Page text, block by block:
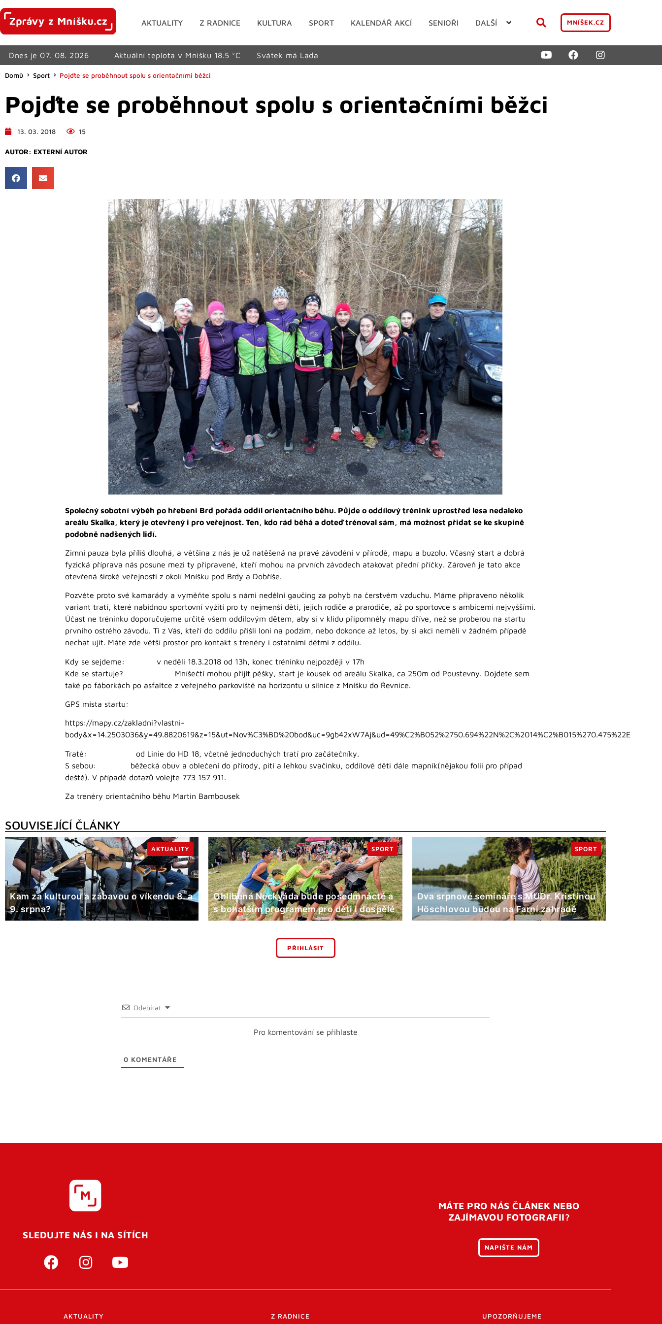
AKTUALITY Z RADNICE KULTURA SPORT KALENDÁŘ AKCÍ SENIOŘI DALŠÍ MNÍŠEK.CZ
Dnes je 07. 08. 2026 Aktuální teplota v Mníšku 18.5 °C Svátek má Lada
Domů Sport Pojďte se proběhnout spolu s orientačními běžci
Pojďte se proběhnout spolu s orientačními běžci
13. 03. 2018 15
AUTOR: EXTERNÍ AUTOR
Společný sobotní výběh po hřebeni Brd pořádá oddíl orientačního běhu. Půjde o oddílový trénink uprostřed lesa nedaleko
areálu Skalka, který je otevřený i pro veřejnost. Ten, kdo rád běhá a doteď trénoval sám, má možnost přidat se ke skupině
podobně nadšených lidí.
Zimní pauza byla příliš dlouhá, a většina z nás je už natěšená na pravé závodění v přírodě, mapu a buzolu. Včasný start a dobrá
fyzická příprava nás posune mezi ty připravené, kteří mohou na prvních závodech atakovat přední příčky. Zároveň je tato akce
otevřená široké veřejnosti z okolí Mníšku pod Brdy a Dobříše.
Pozvěte proto své kamarády a vyměňte spolu s námi nedělní gaučing za pohyb na čerstvém vzduchu. Máme připraveno několik
variant tratí, které nabídnou sportovní vyžití pro ty nejmenší děti, jejich rodiče a prarodiče, až po sportovce s ambicemi nejvyššími.
Účast ne tréninku doporučujeme určitě všem oddílovým dětem, aby si v klidu připomněly mapu dříve, než se proberou na startu
prvního ostrého závodu. Ti z Vás, kteří do oddílu přišli loni na podzim, nebo dokonce až letos, by si akci neměli v žádném případě
nechat ujít. Máte zde větší prostor pro kontakt s trenéry i ostatními dětmi z oddílu.
Kdy se sejdeme: v neděli 18.3.2018 od 13h, konec tréninku nejpozději v 17h
Kde se startuje? Mníšečtí mohou přijít pěšky, start je kousek od areálu Skalka, ca 250m od Poustevny. Dojdete sem
také po fáborkách po asfaltce z veřejného parkoviště na horizontu u silnice z Mníšku do Řevnice.
GPS místa startu:
https://mapy.cz/zakladni?vlastni-
body&x=14.2503036&y=49.8820619&z=15&ut=Nov%C3%BD%20bod&uc=9gb42xW7Aj&ud=49%C2%B052%2750.694%22N%2C%2014%C2%B015%270.475%22E
Tratě: od Linie do HD 18, včetně jednoduchých tratí pro začátečníky.
S sebou: běžecká obuv a oblečení do přírody, pití a lehkou svačinku, oddílové děti dále mapník(nějakou folii pro případ
deště). V případě dotazů volejte 773 157 911.
Za trenéry orientačního běhu Martin Bambousek
SOUVISEJÍCÍ ČLÁNKY
Kam za kulturou a zábavou o víkendu 8. a
9. srpna?
AKTUALITY
Oblíbená Neckyáda bude posedmnácté a
s bohatším programem pro děti i dospělé
SPORT
Dva srpnové semináře s MUDr. Kristinou
Höschlovou budou na Farní zahradě
SPORT
PŘIHLÁSIT
Odebírat
Pro komentování se přihlaste
0 KOMENTÁŘE
SLEDUJTE NÁS I NA SÍTÍCH
MÁTE PRO NÁS ČLÁNEK NEBO
ZAJÍMAVOU FOTOGRAFII?
NAPIŠTE NÁM
AKTUALITY Z RADNICE UPOZORŇUJEME